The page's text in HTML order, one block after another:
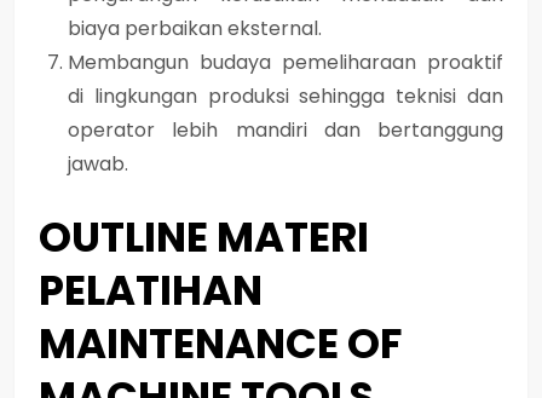
biaya perbaikan eksternal.
Membangun budaya pemeliharaan proaktif
di lingkungan produksi sehingga teknisi dan
operator lebih mandiri dan bertanggung
jawab.
OUTLINE MATERI
PELATIHAN
MAINTENANCE OF